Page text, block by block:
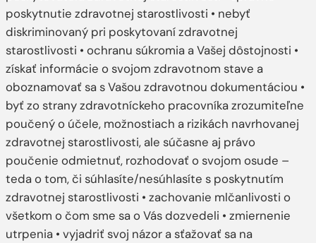
poskytnutie zdravotnej starostlivosti • nebyť
diskriminovaný pri poskytovaní zdravotnej
starostlivosti • ochranu súkromia a Vašej dôstojnosti •
získať informácie o svojom zdravotnom stave a
oboznamovať sa s Vašou zdravotnou dokumentáciou •
byť zo strany zdravotníckeho pracovníka zrozumiteľne
poučený o účele, možnostiach a rizikách navrhovanej
zdravotnej starostlivosti, ale súčasne aj právo
poučenie odmietnuť, rozhodovať o svojom osude –
teda o tom, či súhlasíte/nesúhlasíte s poskytnutím
zdravotnej starostlivosti • zachovanie mlčanlivosti o
všetkom o čom sme sa o Vás dozvedeli • zmiernenie
utrpenia • vyjadriť svoj názor a sťažovať sa na